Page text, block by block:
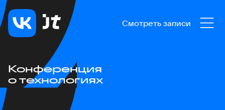
Смотреть записи
Конференция
о технологиях